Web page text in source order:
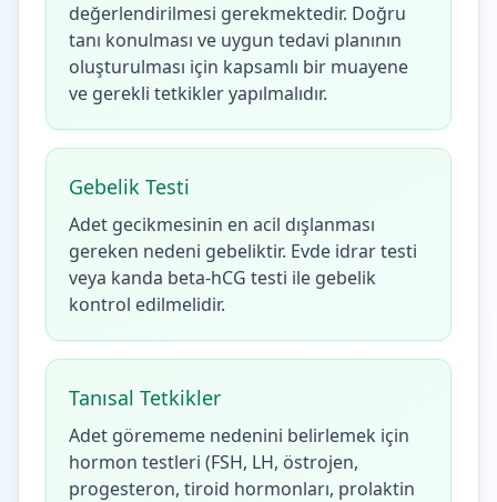
değerlendirilmesi gerekmektedir. Doğru
tanı konulması ve uygun tedavi planının
oluşturulması için kapsamlı bir muayene
ve gerekli tetkikler yapılmalıdır.
Gebelik Testi
Adet gecikmesinin en acil dışlanması
gereken nedeni gebeliktir. Evde idrar testi
veya kanda beta-hCG testi ile gebelik
kontrol edilmelidir.
Tanısal Tetkikler
Adet görememe nedenini belirlemek için
hormon testleri (FSH, LH, östrojen,
progesteron, tiroid hormonları, prolaktin